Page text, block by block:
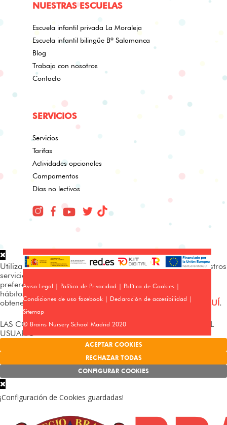
NUESTRAS ESCUELAS
Escuela infantil privada La Moraleja
Escuela infantil bilingüe Bº Salamanca
Blog
Trabaja con nosotros
Contacto
SERVICIOS
Servicios
Tarifas
Actividades opcionales
Campamentos
Días no lectivos
Aviso Legal | Política de Privacidad | Política de Cookies|
Condiciones de uso facebook| Declaración de accesibilidad |
Sitemap
© Brains Nursery School Madrid 2020
Utilizamos cookies propias y de terceros para analizar nuestros
servicios y mostrarte publicidad relacionada con tus
preferencias en base a un perfil elaborado a partir de tus
hábitos de navegación (p. ej. páginas visitadas). Puedes
obtener más información y configurar tus preferencias
AQUÍ.
LAS COOKIES FUNCIONAN SIN EL CONSENTIMIENTO DEL
USUARIO
ACEPTAR COOKIES
CONFIGURAR COOKIES
RECHAZAR TODAS
¡Configuración de Cookies guardadas!